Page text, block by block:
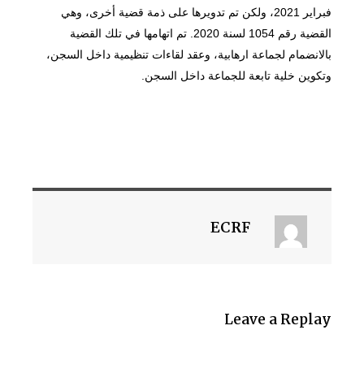
فبراير 2021، ولكن تم تدويرها على ذمة قضية أخرى، وهي
القضية رقم 1054 لسنة 2020. تم اتهامها في تلك القضية
بالانضمام لجماعة ارهابية، وعقد لقاءات تنظيمية داخل السجن،
وتكوين خلية تابعة للجماعة داخل السجن.
ECRF
Leave a Replay